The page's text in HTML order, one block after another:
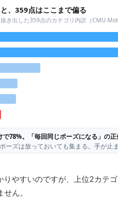
りやすいのですが、上位2カテ
ん。